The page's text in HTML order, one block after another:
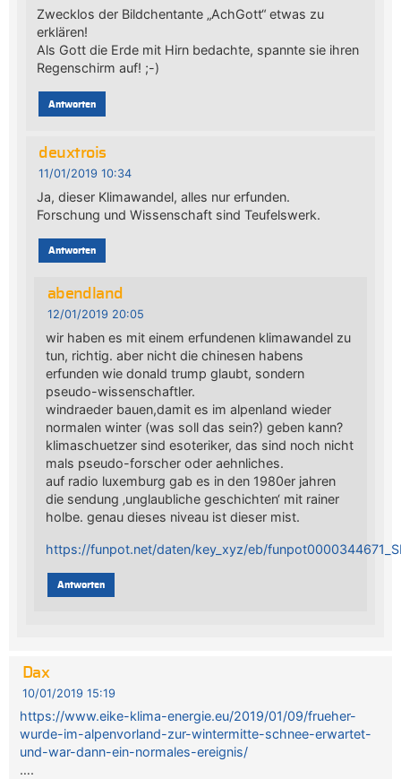
Zwecklos der Bildchentante „AchGott“ etwas zu
erklären!
Als Gott die Erde mit Hirn bedachte, spannte sie ihren
Regenschirm auf! ;-)
Antworten
deuxtrois
11/01/2019 10:34
Ja, dieser Klimawandel, alles nur erfunden.
Forschung und Wissenschaft sind Teufelswerk.
Antworten
abendland
12/01/2019 20:05
wir haben es mit einem erfundenen klimawandel zu
tun, richtig. aber nicht die chinesen habens
erfunden wie donald trump glaubt, sondern
pseudo-wissenschaftler.
windraeder bauen,damit es im alpenland wieder
normalen winter (was soll das sein?) geben kann?
klimaschuetzer sind esoteriker, das sind noch nicht
mals pseudo-forscher oder aehnliches.
auf radio luxemburg gab es in den 1980er jahren
die sendung ‚unglaubliche geschichten‘ mit rainer
holbe. genau dieses niveau ist dieser mist.
https://funpot.net/daten/key_xyz/eb/
Antworten
Dax
10/01/2019 15:19
https://www.eike-klima-energie.eu/2019/01/09/frueher-
wurde-im-alpenvorland-zur-wintermitte-schnee-erwartet-
und-war-dann-ein-normales-ereignis/
….